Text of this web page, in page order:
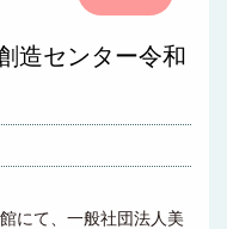
造センター令和
にて、一般社団法人美